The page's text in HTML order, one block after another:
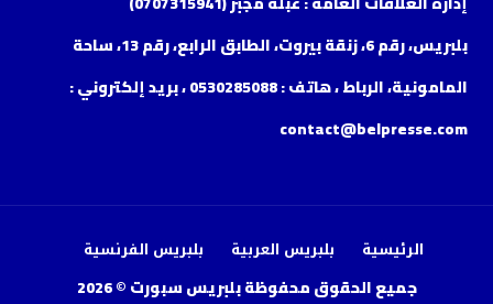
بلبريس، رقم 6، زنقة بيروت، الطابق الرابع، رقم 13، ساحة
المامونية، الرباط ، هاتف : 0530285088 ، بريد إلكتروني :
contact@belpresse.com
الرئيسية بلبريس العربية بلبريس الفرنسية
جميع الحقوق محفوظة بلبريس سبورت © 2026